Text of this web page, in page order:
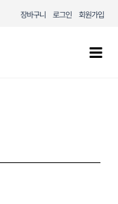
장바구니 로그인 회원가입